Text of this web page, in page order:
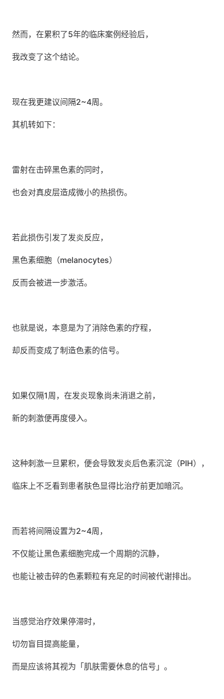
然而，在累积了5年的临床案例经验后，
我改变了这个结论。
现在我更建议间隔2~4周。
其机转如下：
雷射在击碎黑色素的同时，
也会对真皮层造成微小的热损伤。
若此损伤引发了发炎反应，
黑色素细胞（melanocytes）
反而会被进一步激活。
也就是说，本意是为了消除色素的疗程，
却反而变成了制造色素的信号。
如果仅隔1周，在发炎现象尚未消退之前，
新的刺激便再度侵入。
这种刺激一旦累积，便会导致发炎后色素沉淀（PIH），
临床上不乏看到患者肤色显得比治疗前更加暗沉。
而若将间隔设置为2~4周，
不仅能让黑色素细胞完成一个周期的沉静，
也能让被击碎的色素颗粒有充足的时间被代谢排出。
当感觉治疗效果停滞时，
切勿盲目提高能量，
而是应该将其视为「肌肤需要休息的信号」。